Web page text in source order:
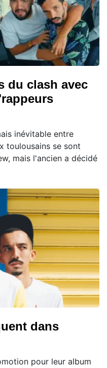
du clash avec
inévitable entre
toulousains se sont
mais l'ancien a décidé
dans
pour leur album